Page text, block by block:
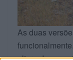
As duas